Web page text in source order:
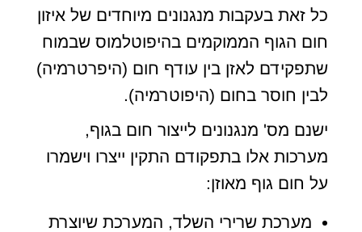
כל זאת בעקבות מנגנונים מיוחדים של איזון
חום הגוף הממוקמים בהיפוטלמוס שבמוח
שתפקידם לאזן בין עודף חום (היפרטרמיה)
לבין חוסר בחום (היפוטרמיה).
ישנם מס' מנגנונים לייצור חום בגוף,
מערכות אלו בתפקודם התקין ייצרו וישמרו
על חום גוף מאוזן:
מערכת שרירי השלד, המערכת שיוצרת